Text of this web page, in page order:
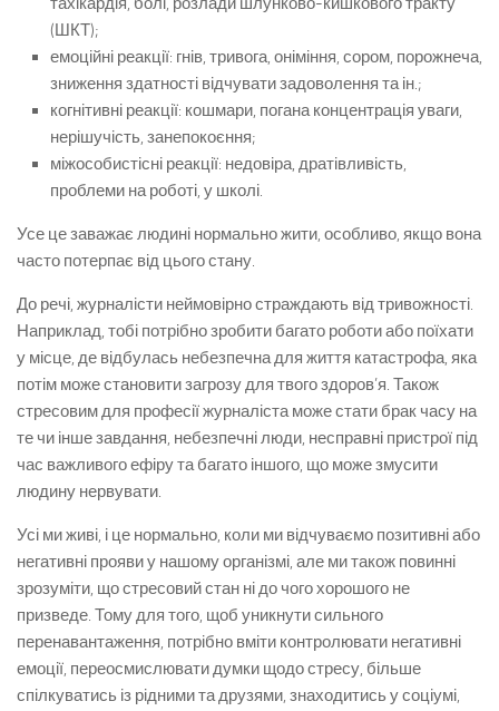
(ШКТ);
емоційні реакції: гнів, тривога, оніміння, сором, порожнеча,
зниження здатності відчувати задоволення та ін.;
когнітивні реакції: кошмари, погана концентрація уваги,
нерішучість, занепокоєння;
міжособистісні реакції: недовіра, дратівливість,
проблеми на роботі, у школі.
Усе це заважає людині нормально жити, особливо, якщо вона
часто потерпає від цього стану.
До речі, журналісти неймовірно страждають від тривожності.
Наприклад, тобі потрібно зробити багато роботи або поїхати
у місце, де відбулась небезпечна для життя катастрофа, яка
потім може становити загрозу для твого здоров’я. Також
стресовим для професії журналіста може стати брак часу на
те чи інше завдання, небезпечні люди, несправні пристрої під
час важливого ефіру та багато іншого, що може змусити
людину нервувати.
Усі ми живі, і це нормально, коли ми відчуваємо позитивні або
негативні прояви у нашому організмі, але ми також повинні
зрозуміти, що стресовий стан ні до чого хорошого не
призведе. Тому для того, щоб уникнути сильного
перенавантаження, потрібно вміти контролювати негативні
емоції, переосмислювати думки щодо стресу, більше
спілкуватись із рідними та друзями, знаходитись у соціумі,